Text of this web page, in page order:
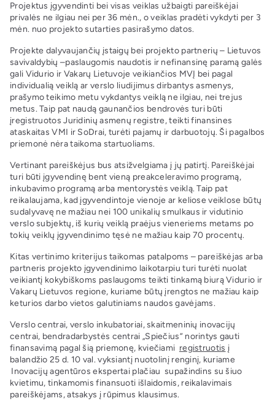
Projektus įgyvendinti bei visas veiklas užbaigti pareiškėjai
privalės ne ilgiau nei per 36 mėn., o veiklas pradėti vykdyti per 3
mėn. nuo projekto sutarties pasirašymo datos.
Projekte dalyvaujančių įstaigų bei projekto partnerių – Lietuvos
savivaldybių –paslaugomis naudotis ir nefinansinę paramą galės
gali Vidurio ir Vakarų Lietuvoje veikiančios MVĮ bei pagal
individualią veiklą ar verslo liudijimus dirbantys asmenys,
prašymo teikimo metu vykdantys veiklą ne ilgiau, nei trejus
metus. Taip pat naudą gaunančios bendrovės turi būti
įregistruotos Juridinių asmenų registre, teikti finansines
ataskaitas VMI ir SoDrai, turėti pajamų ir darbuotojų. Ši pagalbos
priemonė nėra taikoma startuoliams.
Vertinant pareiškėjus bus atsižvelgiama į jų patirtį. Pareiškėjai
turi būti įgyvendinę bent vieną preakceleravimo programą,
inkubavimo programą arba mentorystės veiklą. Taip pat
reikalaujama, kad įgyvendintoje vienoje ar keliose veiklose būtų
sudalyvavę ne mažiau nei 100 unikalių smulkaus ir vidutinio
verslo subjektų, iš kurių veiklą praėjus vieneriems metams po
tokių veiklų įgyvendinimo tęsė ne mažiau kaip 70 procentų.
Kitas vertinimo kriterijus taikomas patalpoms – pareiškėjas arba
partneris projekto įgyvendinimo laikotarpiu turi turėti nuolat
veikiantį kokybiškoms paslaugoms teikti tinkamą biurą Vidurio ir
Vakarų Lietuvos regione, kuriame būtų įrengtos ne mažiau kaip
keturios darbo vietos galutiniams naudos gavėjams.
Verslo centrai, verslo inkubatoriai, skaitmeninių inovacijų
centrai, bendradarbystės centrai „Spiečius“ norintys gauti
finansavimą pagal šią priemonę, kviečiami registruotis į
balandžio 25 d. 10 val. vyksiantį nuotolinį renginį, kuriame
Inovacijų agentūros ekspertai plačiau supažindins su šiuo
kvietimu, tinkamomis finansuoti išlaidomis, reikalavimais
pareiškėjams, atsakys į rūpimus klausimus.